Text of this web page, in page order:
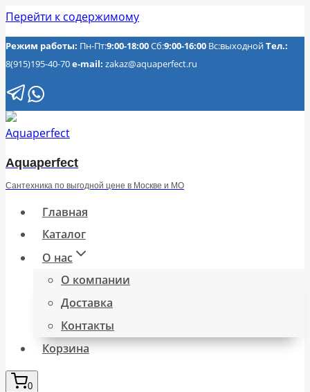
Перейти к содержимому
Режим работы: Пн-Пт:9:00-18:00Сб:9:00-16:00 Вс:выходнойТел.:
8(915)195-40-70e-mail: zakaz@aquaperfect.ru
Aquaperfect
Сантехника по выгодной цене в Москве и МО
Главная
Каталог
О нас
О компании
Доставка
Контакты
Корзина
0